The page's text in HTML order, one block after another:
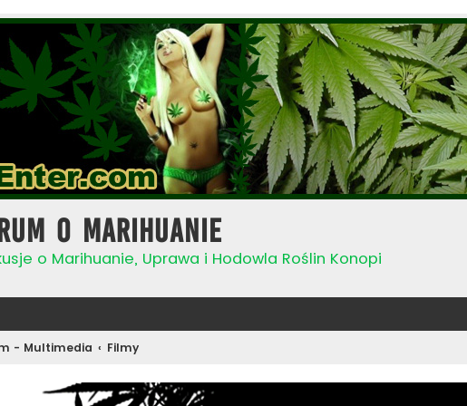
o Marihuanie
o Marihuanie, Uprawa i Hodowla Roślin Konopi
- Multimedia Filmy